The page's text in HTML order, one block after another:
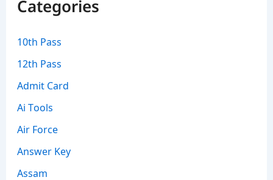
Categories
10th Pass
12th Pass
Admit Card
Ai Tools
Air Force
Answer Key
Assam